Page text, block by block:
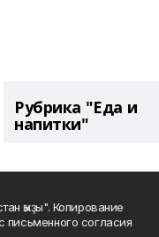
Рубрика "Еда и
напитки"
ҡыҙы". Копирование
письменного согласия